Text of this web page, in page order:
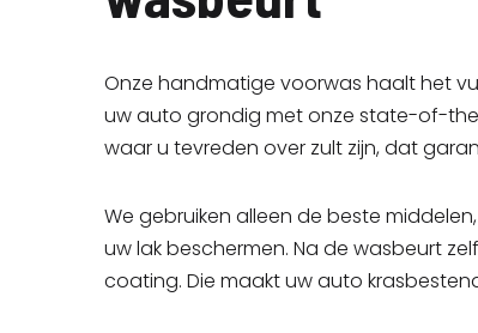
op
op
Onze handmatige voorwas haalt het
uw auto grondig met onze state-of-
waar u tevreden over zult zijn, dat
We gebruiken alleen de beste
uw lak beschermen. Na de wasbeurt
coating. Die maakt uw auto